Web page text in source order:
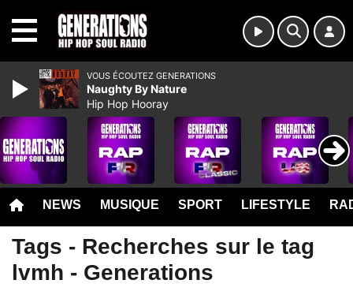
NEWS MUSIQUE SPORT LIFESTYLE
Tags - Recherches sur le tag
lvmh - Generations
VOUS ÉCOUTEZ GENERATIONS
Naughty By Nature
Hip Hop Hooray